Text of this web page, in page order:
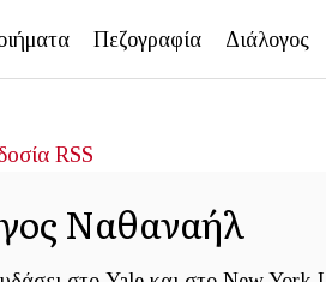
Πεζογραφία Διάλογος
RSS
Ναθαναήλ